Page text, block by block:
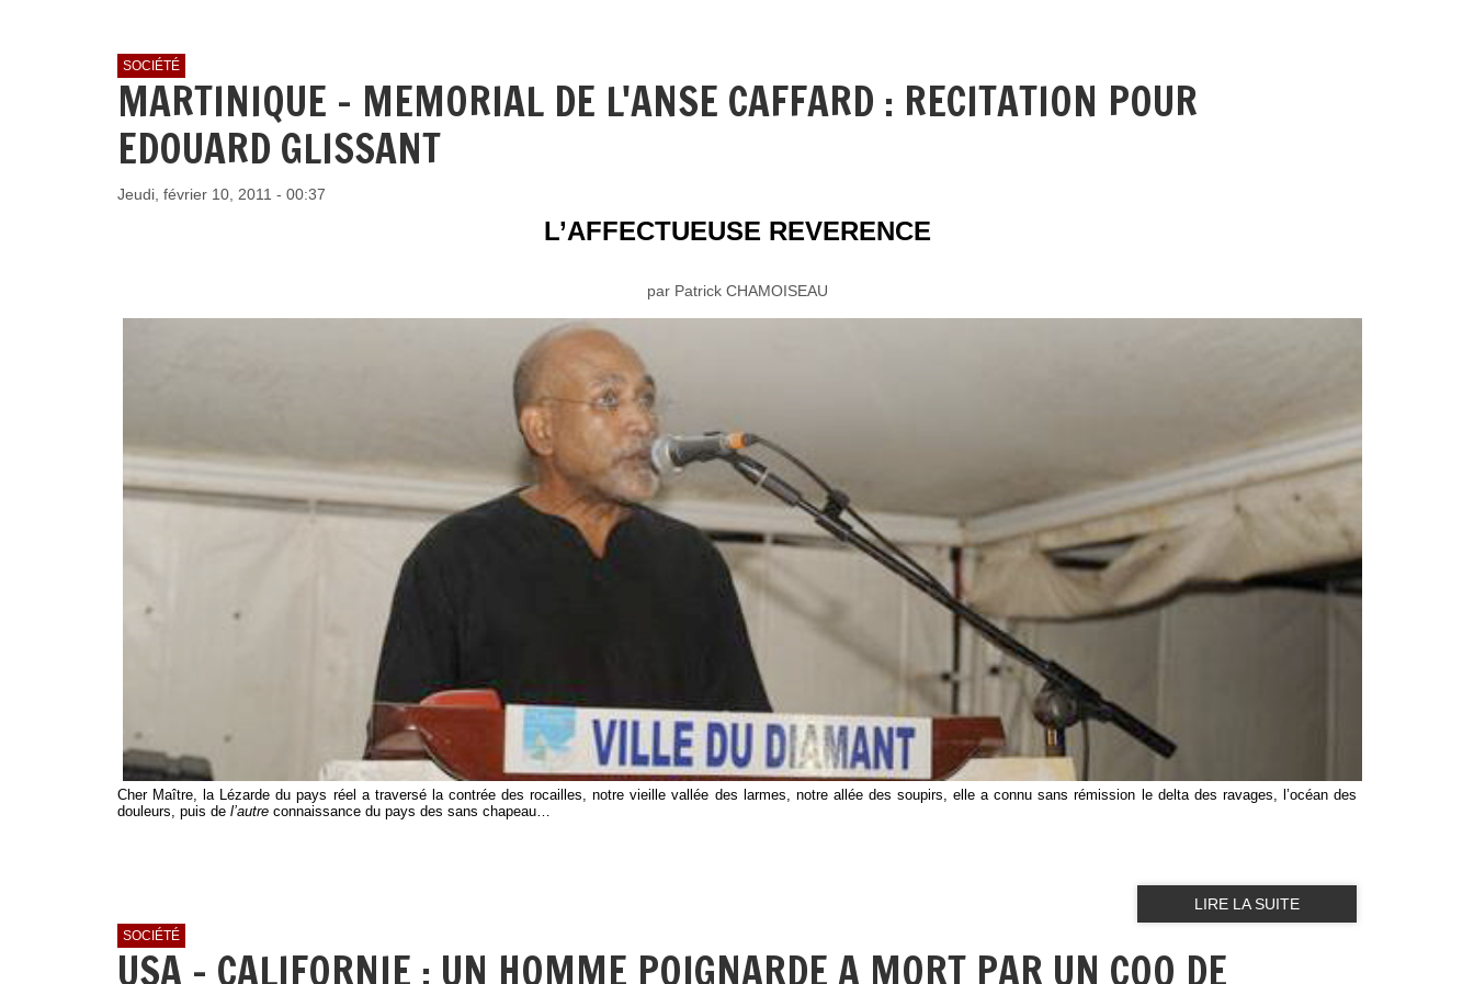
SOCIÉTÉ
MARTINIQUE - MEMORIAL DE L'ANSE CAFFARD : RECITATION POUR
EDOUARD GLISSANT
Jeudi, février 10, 2011 - 00:37
L’AFFECTUEUSE REVERENCE
par Patrick CHAMOISEAU
Cher Maître, la Lézarde du pays réel a traversé la contrée des rocailles, notre vieille vallée des larmes, notre allée des soupirs, elle a connu sans rémission le delta des ravages, l’océan des
douleurs, puis de l’autre connaissance du pays des sans chapeau…
LIRE LA SUITE
SOCIÉTÉ
USA - CALIFORNIE : UN HOMME POIGNARDE A MORT PAR UN COQ DE